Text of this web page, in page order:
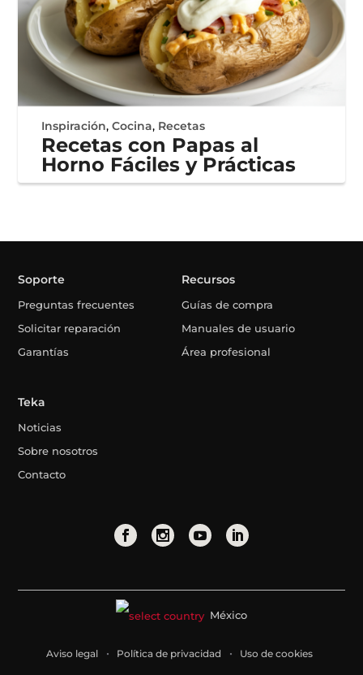
Inspiración,Cocina, Recetas
Recetas con Papas al
Horno Fáciles y Prácticas
Soporte
Preguntas frecuentes
Solicitar reparación
Garantías
Recursos
Guías de compra
Manuales de usuario
Área profesional
Teka
Noticias
Sobre nosotros
Contacto
México
Aviso legal Política de privacidad Uso de cookies